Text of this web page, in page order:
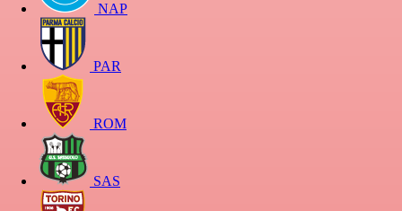
NAP
PAR
ROM
SAS